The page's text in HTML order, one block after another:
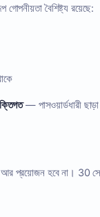
বৈশিষ্ট্য রয়েছে:
— পাসওয়ার্ডধারী
প্রয়োজন হবে না। 30